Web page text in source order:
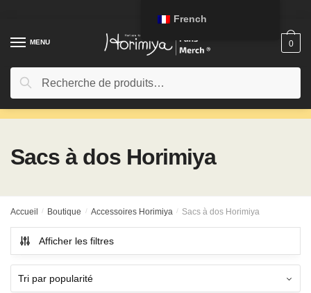
contenuMENU
Rechercher:
Recherche
0
Sacs à dos Horimiya
Accueil / Boutique / Accessoires Horimiya / Sacs à dos Horimiya
Afficher les filtres
French